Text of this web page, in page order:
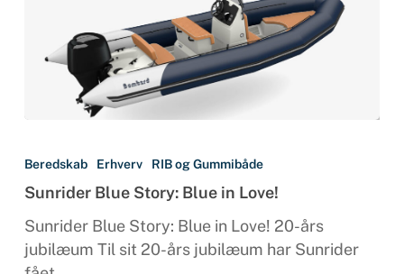
Blue
Blue
in
Love!
Beredskab Erhverv RIB og Gummibåde
Sunrider Blue Story: Blue in Love!
Sunrider Blue Story: Blue in Love! 20-års
jubilæum Til sit 20-års jubilæum har Sunrider